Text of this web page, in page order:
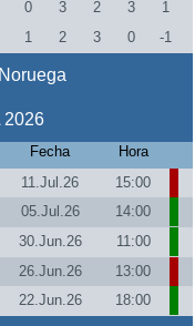
0 3 2 3
1
1 2 3 0 -1
2026
Fecha
Hora
11.Jul.26
15:00
05.Jul.26
14:00
30.Jun.26
11:00
26.Jun.26
13:00
22.Jun.26 18:00